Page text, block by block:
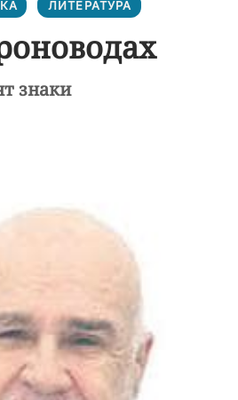
ЛИТЕРАТУРА
знаки